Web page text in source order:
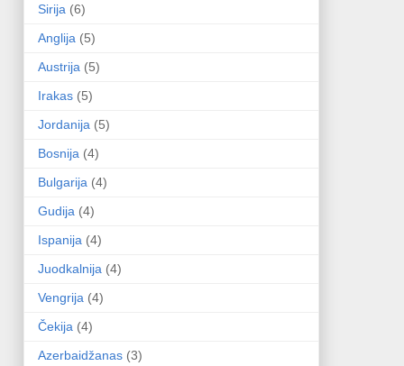
Sirija (6)
Anglija (5)
Austrija (5)
Irakas (5)
Jordanija (5)
Bosnija (4)
Bulgarija (4)
Gudija (4)
Ispanija (4)
Juodkalnija (4)
Vengrija (4)
Čekija (4)
Azerbaidžanas (3)